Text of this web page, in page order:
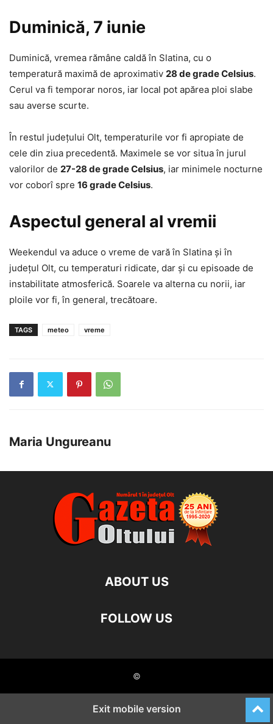
Duminică, 7 iunie
Duminică, vremea rămâne caldă în Slatina, cu o
temperatură maximă de aproximativ 28 de grade Celsius.
Cerul va fi temporar noros, iar local pot apărea ploi slabe
sau averse scurte.
În restul județului Olt, temperaturile vor fi apropiate de
cele din ziua precedentă. Maximele se vor situa în jurul
valorilor de 27-28 de grade Celsius, iar minimele nocturne
vor coborî spre 16 grade Celsius.
Aspectul general al vremii
Weekendul va aduce o vreme de vară în Slatina și în
județul Olt, cu temperaturi ridicate, dar și cu episoade de
instabilitate atmosferică. Soarele va alterna cu norii, iar
ploile vor fi, în general, trecătoare.
TAGS meteo vreme
Maria Ungureanu
ABOUT US
FOLLOW US
©
Exit mobile version